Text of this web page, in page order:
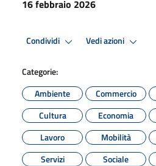
16 febbraio 2026
Condividi Vedi azioni
Categorie:
Ambiente
Commercio
Cultura
Economia
Lavoro
Mobilità
Servizi
Sociale